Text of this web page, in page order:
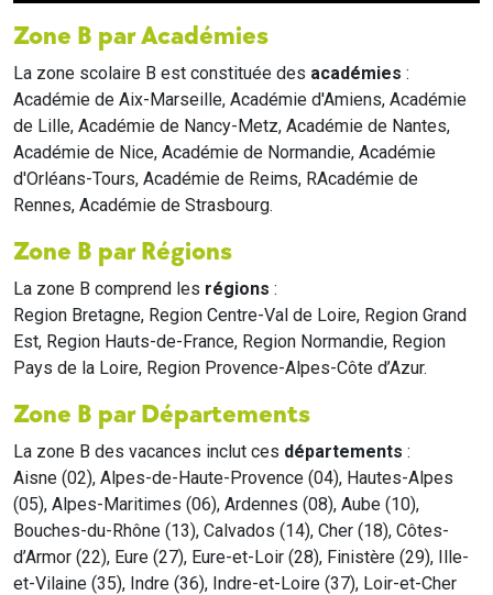
Zone B par Académies
La zone scolaire B est constituée des académies :
Académie de Aix-Marseille, Académie d'Amiens, Académie
de Lille, Académie de Nancy-Metz, Académie de Nantes,
Académie de Nice, Académie de Normandie, Académie
d'Orléans-Tours, Académie de Reims, RAcadémie de
Rennes, Académie de Strasbourg.
Zone B par Régions
La zone B comprend les régions :
Region Bretagne, Region Centre-Val de Loire, Region Grand
Est, Region Hauts-de-France, Region Normandie, Region
Pays de la Loire, Region Provence-Alpes-Côte d’Azur.
Zone B par Départements
La zone B des vacances inclut ces départements :
Aisne (02), Alpes-de-Haute-Provence (04), Hautes-Alpes
(05), Alpes-Maritimes (06), Ardennes (08), Aube (10),
Bouches-du-Rhône (13), Calvados (14), Cher (18), Côtes-
d’Armor (22), Eure (27), Eure-et-Loir (28), Finistère (29), Ille-
et-Vilaine (35), Indre (36), Indre-et-Loire (37), Loir-et-Cher